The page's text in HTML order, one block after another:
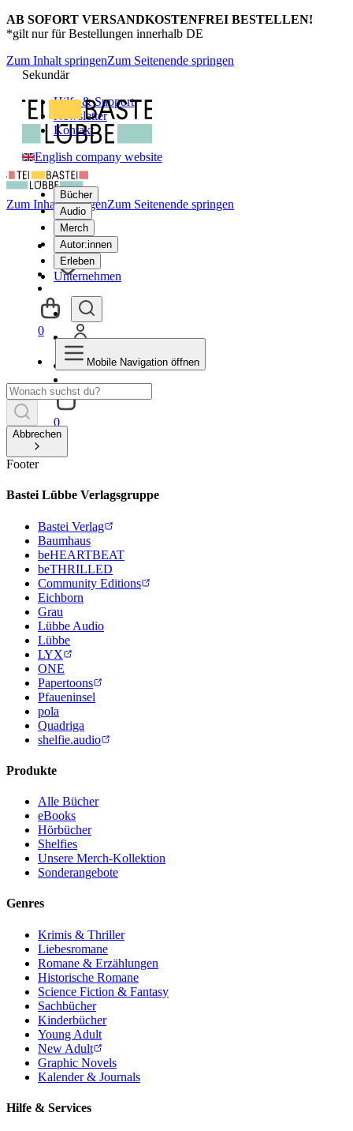
AB SOFORT VERSANDKOSTENFREI BESTELLEN!
*gilt nur für Bestellungen innerhalb DE
Zum Inhalt springenZum Seitenende springen
Sekundär
Hilfe & Support
Newsletter
Kontakt
English company website
Bücher
Audio
Merch
Autor:innen
Erleben
Unternehmen
0
Zum Inhalt springenZum Seitenende springen
0
Mobile Navigation öffnen
Abbrechen
Footer
Bastei Lübbe Verlagsgruppe
Bastei Verlag
Baumhaus
beHEARTBEAT
beTHRILLED
Community Editions
Eichborn
Grau
Lübbe Audio
Lübbe
LYX
ONE
Papertoons
Pfaueninsel
pola
Quadriga
shelfie.audio
Produkte
Alle Bücher
eBooks
Hörbücher
Shelfies
Unsere Merch-Kollektion
Sonderangebote
Genres
Krimis & Thriller
Liebesromane
Romane & Erzählungen
Historische Romane
Science Fiction & Fantasy
Sachbücher
Kinderbücher
Young Adult
New Adult
Graphic Novels
Kalender & Journals
Hilfe & Services